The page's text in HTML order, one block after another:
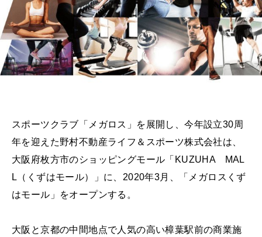
スポーツクラブ「メガロス」を展開し、今年設立30周
年を迎えた野村不動産ライフ＆スポーツ株式会社は、
大阪府枚方市のショッピングモール「KUZUHA MAL
L（くずはモール）」に、2020年3月、「メガロスくず
はモール」をオープンする。
大阪と京都の中間地点で人気の高い樟葉駅前の商業施